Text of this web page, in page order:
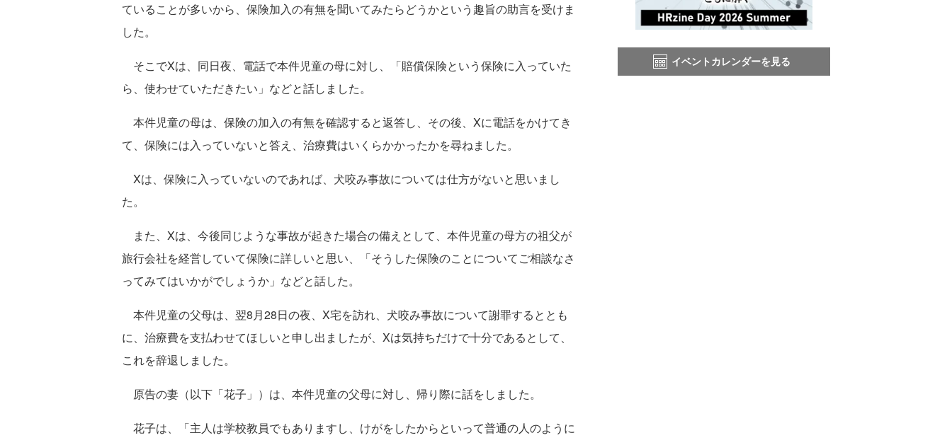
ていることが多いから、保険加入の有無を聞いてみたらどうかという趣旨の助言を受けま
した。
そこでXは、同日夜、電話で本件児童の母に対し、「賠償保険という保険に入っていた
ら、使わせていただきたい」などと話しました。
本件児童の母は、保険の加入の有無を確認すると返答し、その後、Xに電話をかけてき
て、保険には入っていないと答え、治療費はいくらかかったかを尋ねました。
Xは、保険に入っていないのであれば、犬咬み事故については仕方がないと思いまし
た。
また、Xは、今後同じような事故が起きた場合の備えとして、本件児童の母方の祖父が
旅行会社を経営していて保険に詳しいと思い、「そうした保険のことについてご相談なさ
ってみてはいかがでしょうか」などと話した。
本件児童の父母は、翌8月28日の夜、X宅を訪れ、犬咬み事故について謝罪するととも
に、治療費を支払わせてほしいと申し出ましたが、Xは気持ちだけで十分であるとして、
これを辞退しました。
原告の妻（以下「花子」）は、本件児童の父母に対し、帰り際に話をしました。
花子は、「主人は学校教員でもありますし、けがをしたからといって普通の人のように
イベントカレンダーを見る